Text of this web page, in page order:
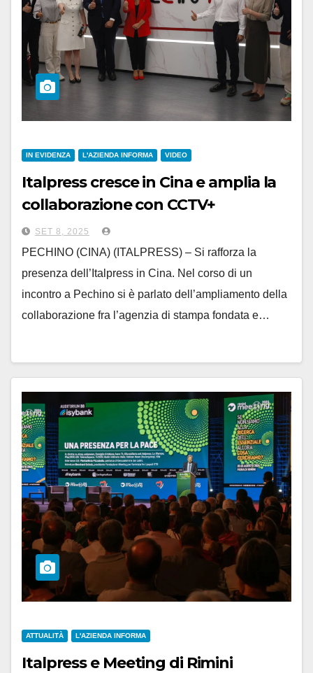
IN EVIDENZA L'AZIENDA INFORMA VIDEO
Italpress cresce in Cina e amplia la
collaborazione con CCTV+
SET 8, 2025
PECHINO (CINA) (ITALPRESS) – Si rafforza la
presenza dell’Italpress in Cina. Nel corso di un
incontro a Pechino si è parlato dell’ampliamento della
collaborazione fra l’agenzia di stampa fondata e…
ATTUALITÀ L'AZIENDA INFORMA
Italpress e Meeting di Rimini